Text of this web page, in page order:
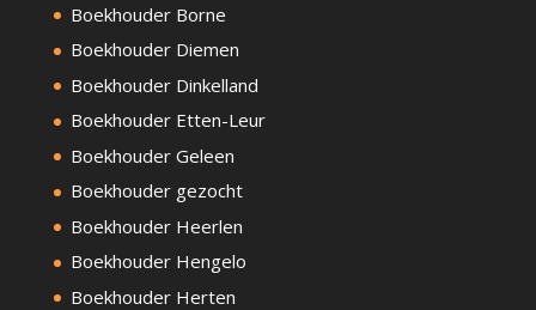
Boekhouder Borne
Boekhouder Diemen
Boekhouder Dinkelland
Boekhouder Etten-Leur
Boekhouder Geleen
Boekhouder gezocht
Boekhouder Heerlen
Boekhouder Hengelo
Boekhouder Herten